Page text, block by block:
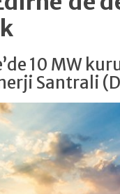
10 MW
Santrali